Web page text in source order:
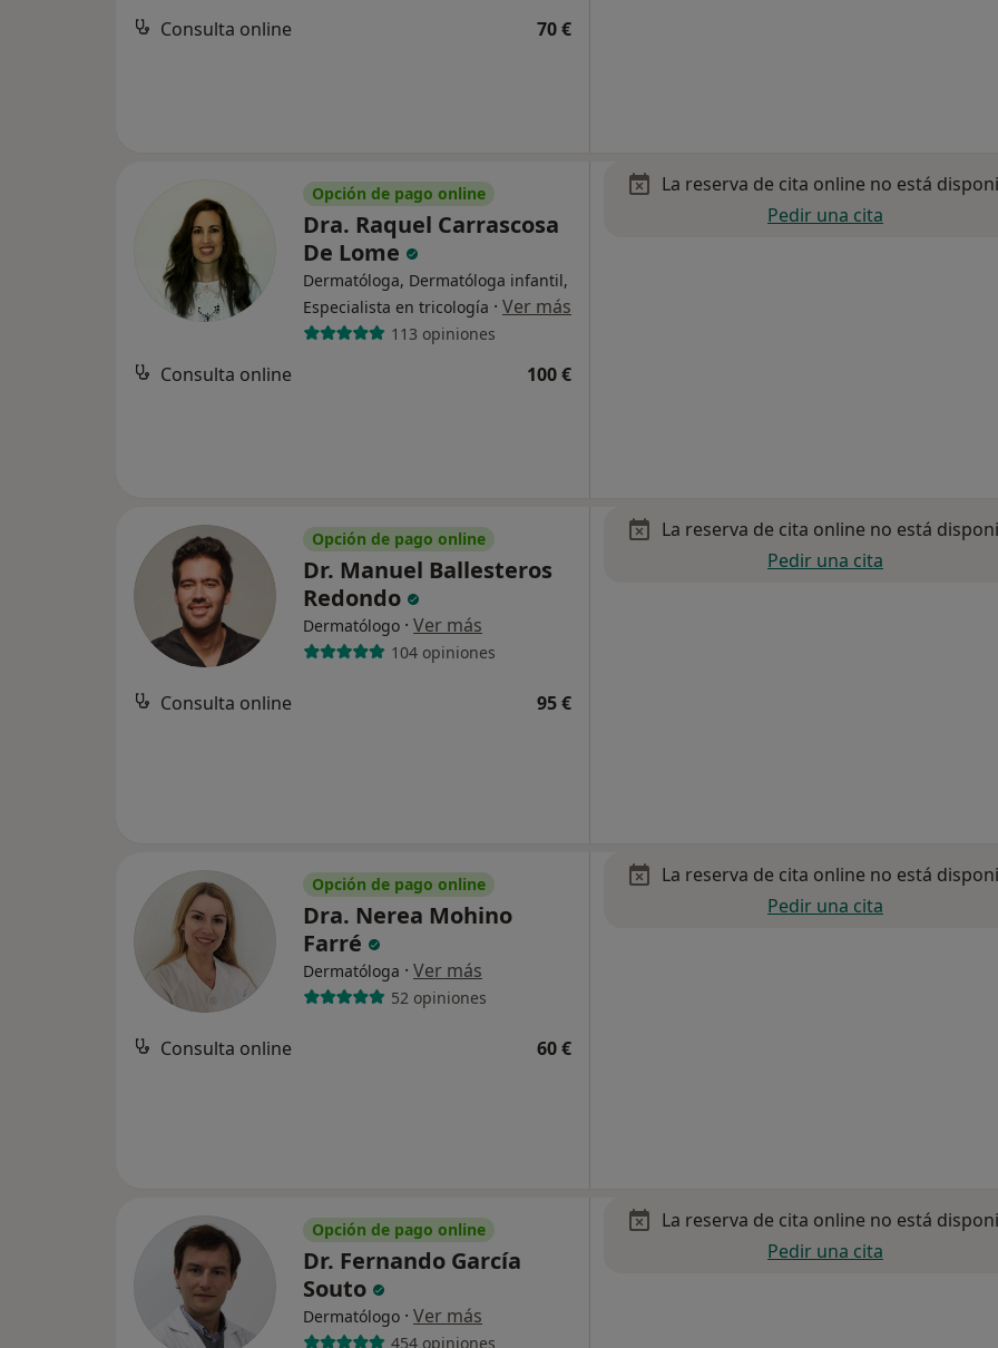
Consulta online 70 €
Opción de pago online
Dra. Raquel Carrascosa
De Lome
Dermatóloga, Dermatóloga infantil,
Especialista en tricología · Ver más
113 opiniones
Consulta online 100 €
La reserva de cita online no está
Pedir una cita
Opción de pago online
Dr. Manuel Ballesteros
Redondo
Dermatólogo · Ver más
104 opiniones
Consulta online 95 €
La reserva de cita online no está
Pedir una cita
Opción de pago online
Dra. Nerea Mohino
Farré
Dermatóloga · Ver más
52 opiniones
Consulta online 60 €
La reserva de cita online no está
Pedir una cita
Opción de pago online
Dr. Fernando García
Souto
Dermatólogo · Ver más
454 opiniones
La reserva de cita online no está
Pedir una cita